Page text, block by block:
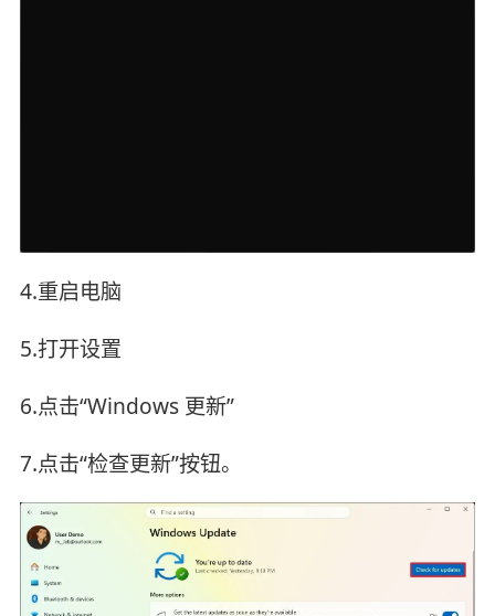
4.重启电脑
5.打开设置
6.点击“Windows 更新”
7.点击“检查更新”按钮。